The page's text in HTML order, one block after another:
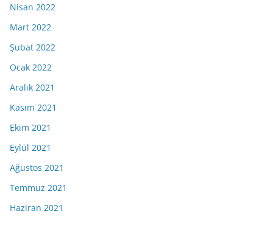
Nisan 2022
Mart 2022
Şubat 2022
Ocak 2022
Aralık 2021
Kasım 2021
Ekim 2021
Eylül 2021
Ağustos 2021
Temmuz 2021
Haziran 2021